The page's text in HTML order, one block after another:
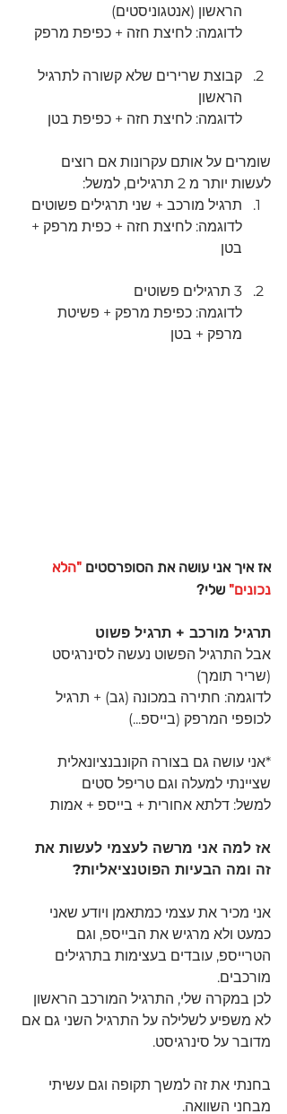
הראשון (אנטגוניסטים)
לדוגמה: לחיצת חזה + כפיפת מרפק
קבוצת שרירים שלא קשורה לתרגיל
הראשון
לדוגמה: לחיצת חזה + כפיפת בטן
שומרים על אותם עקרונות אם רוצים
לעשות יותר מ 2 תרגילים, למשל:
תרגיל מורכב + שני תרגילים פשוטים
לדוגמה: לחיצת חזה + כפית מרפק +
בטן
3 תרגילים פשוטים
לדוגמה: כפיפת מרפק + פשיטת
מרפק + בטן
אז איך אני עושה את הסופרסטים "הלא
נכונים" שלי?
תרגיל מורכב + תרגיל פשוט
אבל התרגיל הפשוט נעשה לסינרגיסט
(שריר תומך)
לדוגמה: חתירה במכונה (גב) + תרגיל
לכופפי המרפק (בייספ...)
*אני עושה גם בצורה הקונבנציונאלית
שציינתי למעלה וגם טריפל סטים
למשל: דלתא אחורית + בייספ + אמות
אז למה אני מרשה לעצמי לעשות את
זה ומה הבעיות הפוטנציאליות?
אני מכיר את עצמי כמתאמן ויודע שאני
כמעט ולא מרגיש את הבייספ, וגם
הטרייספ, עובדים בעצימות בתרגילים
מורכבים.
לכן במקרה שלי, התרגיל המורכב הראשון
לא משפיע לשלילה על התרגיל השני גם אם
מדובר על סינרגיסט.
בחנתי את זה למשך תקופה וגם עשיתי
מבחני השוואה.